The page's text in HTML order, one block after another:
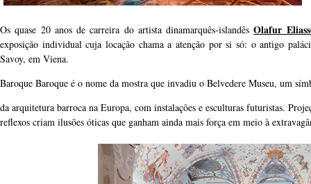
Os quase 20 anos de carreira do artista dinamarquês-islandêsOlafur
exposição individual cuja locação chama a atenção por si só: o antigo
Savoy, em Viena.
Baroque Baroque é o nome da mostra que invadiu o Belvedere Museu, um
da arquitetura barroca na Europa, com instalações e esculturas futuristas.
reflexos criam ilusões óticas que ganham ainda mais força em meio à